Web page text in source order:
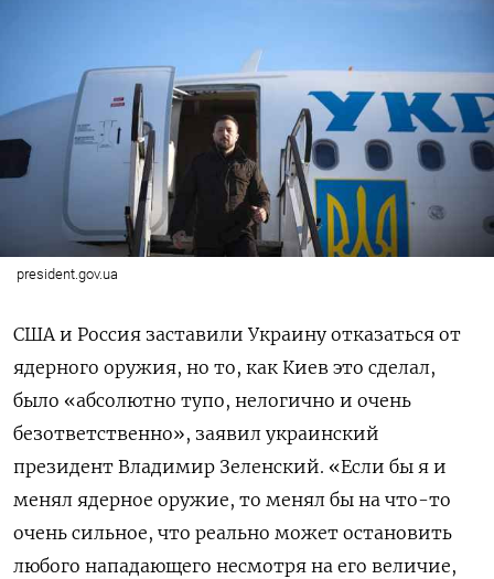
president.gov.ua
США и Россия заставили Украину отказаться от
ядерного оружия, но то, как Киев это сделал,
было «абсолютно тупо, нелогично и очень
безответственно», заявил украинский
президент Владимир Зеленский. «Если бы я и
менял ядерное оружие, то менял бы на что-то
очень сильное, что реально может остановить
любого нападающего несмотря на его величие,